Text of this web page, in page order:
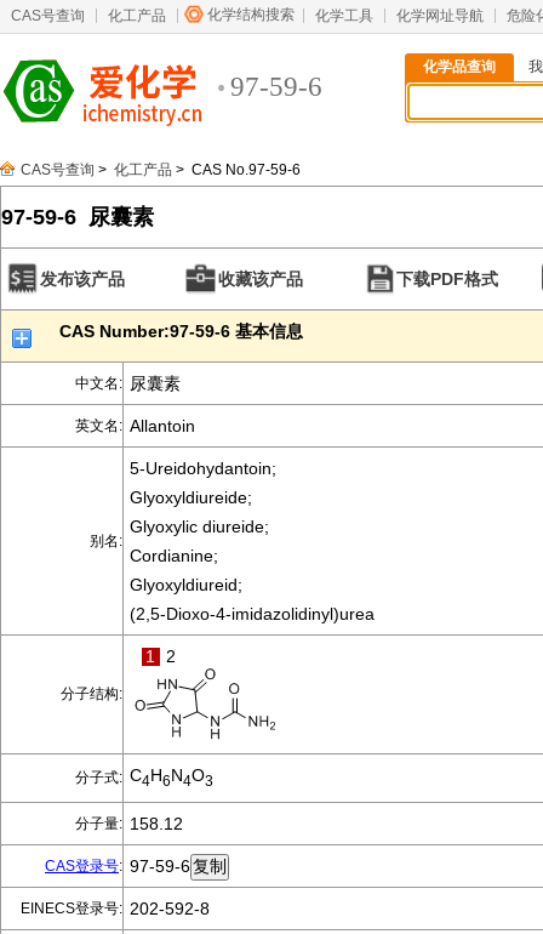
CAS号查询 化工产品 化学结构搜索 化学工具 化学网址导航 危险
97-59-6
化学品查询
CAS号查询 > 化工产品 > CAS No.97-59-6
97-59-6 尿囊素
发布该产品 收藏该产品 下载PDF格式
CAS Number:97-59-6 基本信息
中文名: 尿囊素
英文名: Allantoin
别名:
5-Ureidohydantoin;
Glyoxyldiureide;
Glyoxylic diureide;
Cordianine;
Glyoxyldiureid;
(2,5-Dioxo-4-imidazolidinyl)urea
分子结构:
1 2
分子式: C4H6N4O3
分子量: 158.12
CAS登录号: 97-59-6
EINECS登录号: 202-592-8